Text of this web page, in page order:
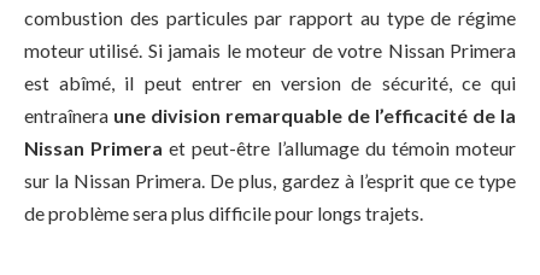
combustion des particules par rapport au type de régime
moteur utilisé. Si jamais le moteur de votre Nissan Primera
est abîmé, il peut entrer en version de sécurité, ce qui
entraînera une division remarquable de l’efficacité de la
Nissan Primera et peut-être l’allumage du témoin moteur
sur la Nissan Primera. De plus, gardez à l’esprit que ce type
de problème sera plus difficile pour longs trajets.